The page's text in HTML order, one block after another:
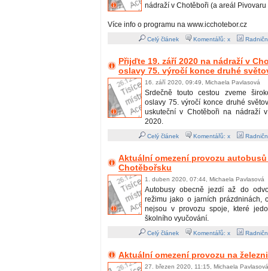
nádraží v Chotěboři (a areál
Více info o programu na www.icchotebor.cz
Celý článek Komentářů: x
Přijďte 19. září 2020 na nádraží v
oslavy 75. výročí konce druhé
16. září 2020, 09:49, Michaela Pavlasová
Srdečně touto cestou zveme
oslavy 75. výročí konce druhé
uskuteční v Chotěboři na nádraží
2020.
Celý článek Komentářů: x
Aktuální omezení provozu
Chotěbořsku
1. duben 2020, 07:44, Michaela Pavlasová
Autobusy obecně jezdí až do
režimu jako o jarních prázdninách,
nejsou v provozu spoje, které
školního vyučování.
Celý článek Komentářů: x
Aktuální omezení provozu na
27. březen 2020, 11:15, Michaela Pavlasová